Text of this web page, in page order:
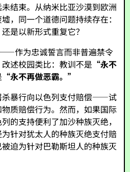
结束。从纳米比亚沙漠到欧洲
，同一个道德问题持续存在：
是以新形式重复它？
作为忠诚誓言而非普遍禁令
述校园类比：教训不是 “永不
“永不再做恶霸。”
杀暴行向以色列支付赔偿——试
质赔偿行为。然而，如果国际
的支持便利了加沙种族灭绝，
针对犹太人的种族灭绝支付赔
迫为针对巴勒斯坦人的种族灭